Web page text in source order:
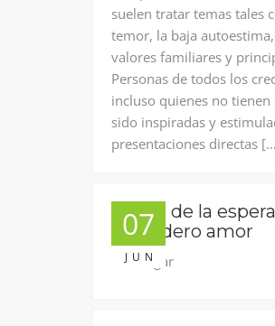
suelen tratar temas tales
temor, la baja
valores familiares y
Personas de todos los
incluso quienes no
sido inspiradas y
presentaciones directas
07
JUN
La voz de la
verdadero amor
Descargar